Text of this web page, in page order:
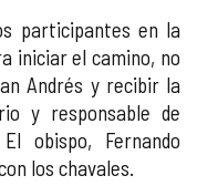
participantes en la
iniciar el camino, no
Andrés y recibir la
y responsable de
obispo, Fernando
los chavales.